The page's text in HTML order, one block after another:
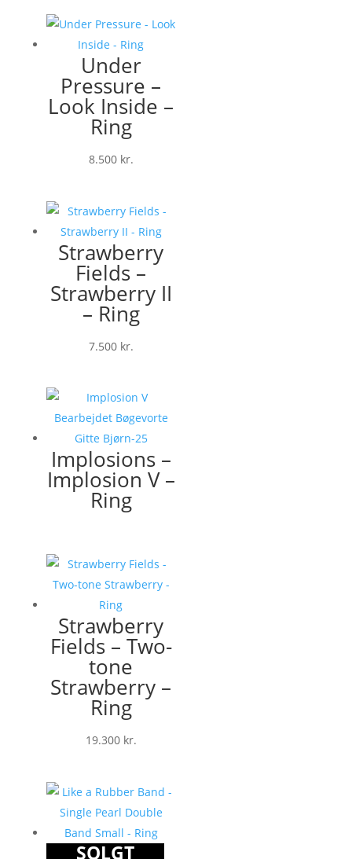
Under
Pressure –
Look Inside –
Ring
8.500 kr.
Strawberry
Fields –
Strawberry II
– Ring
7.500 kr.
Implosions –
Implosion V –
Ring
Strawberry
Fields – Two-
tone
Strawberry –
Ring
19.300 kr.
SOLGT